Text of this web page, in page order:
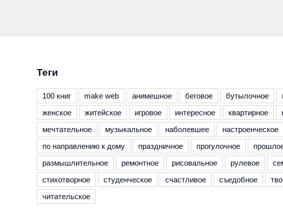
Теги
100 книг make web анимешное беговое бутылочное
женское
житейское игровое интересное квартирное
мечтательное
музыкальное наболевшее настроенческое
по направлению к дому
праздничное прогулочное
размышлительное
ремонтное рисовальное рулевое
стихотворное
студенческое счастливое съедобное
читательское